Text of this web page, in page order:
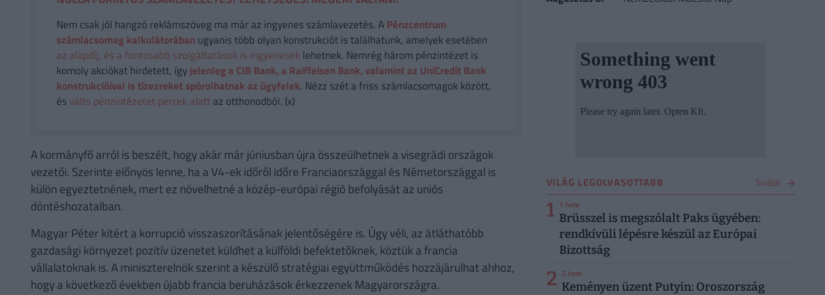
Nem csak jól hangzó reklámszöveg ma már az ingyenes számlavezetés. APénzcentrum
számlacsomag kalkulátorában ugyanis több olyan konstrukciót is találhatunk, amelyek esetében
az alapdíj, és a fontosabb szolgáltatások is ingyenesek lehetnek. Nemrég három pénzintézet is
komoly akciókat hirdetett, ígyjelenleg a CIB Bank, a Raiffeisen Bank, valamint az UniCredit Bank
konstrukcióival is tízezreket spórolhatnak az ügyfelek. Nézz szét a friss számlacsomagok között,
és válts pénzintézetet percek alattaz otthonodból. (x)
A kormányfő arról is beszélt, hogy akár már júniusban újra összeülhetnek a visegrádi országok
vezetői. Szerinte előnyös lenne, ha a V4-ek időről időre Franciaországgal és Németországgal is
külön egyeztetnének, mert ez növelhetné a közép-európai régió befolyását az uniós
döntéshozatalban.
Magyar Péter kitért a korrupció visszaszorításának jelentőségére is. Úgy véli, az átláthatóbb
gazdasági környezet pozitív üzenetet küldhet a külföldi befektetőknek, köztük a francia
vállalatoknak is. A miniszterelnök szerint a készülő stratégiai együttműködés hozzájárulhat ahhoz,
hogy a következő években újabb francia beruházások érkezzenek Magyarországra.
VILÁG LEGOLVASOTTABB Tovább
1 1 hete
Brüsszel is megszólalt Paks ügyében:
rendkívüli lépésre készül az Európai
Bizottság
2 2 hete
Keményen üzent Putyin: Oroszország